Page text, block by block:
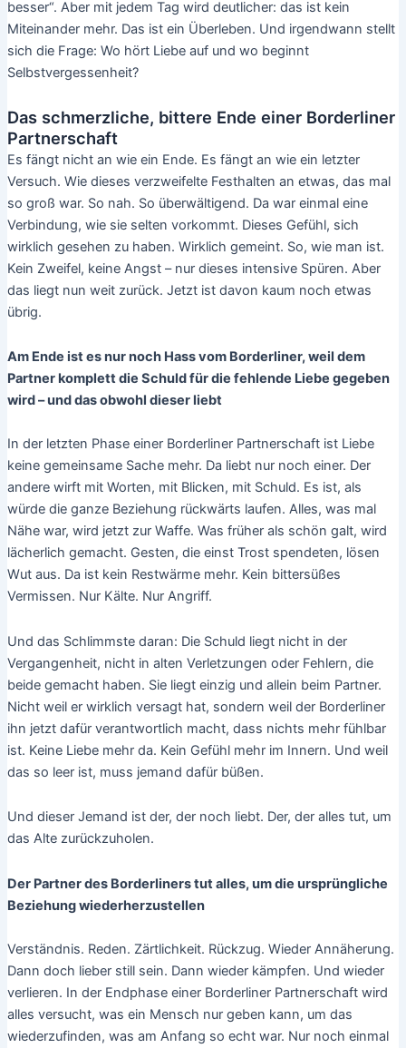
besser“. Aber mit jedem Tag wird deutlicher: das ist kein
Miteinander mehr. Das ist ein Überleben. Und irgendwann stellt
sich die Frage: Wo hört Liebe auf und wo beginnt
Selbstvergessenheit?
Das schmerzliche, bittere Ende einer Borderliner
Partnerschaft
Es fängt nicht an wie ein Ende. Es fängt an wie ein letzter
Versuch. Wie dieses verzweifelte Festhalten an etwas, das mal
so groß war. So nah. So überwältigend. Da war einmal eine
Verbindung, wie sie selten vorkommt. Dieses Gefühl, sich
wirklich gesehen zu haben. Wirklich gemeint. So, wie man ist.
Kein Zweifel, keine Angst – nur dieses intensive Spüren. Aber
das liegt nun weit zurück. Jetzt ist davon kaum noch etwas
übrig.
Am Ende ist es nur noch Hass vom Borderliner, weil dem
Partner komplett die Schuld für die fehlende Liebe gegeben
wird – und das obwohl dieser liebt
In der letzten Phase einer Borderliner Partnerschaft ist Liebe
keine gemeinsame Sache mehr. Da liebt nur noch einer. Der
andere wirft mit Worten, mit Blicken, mit Schuld. Es ist, als
würde die ganze Beziehung rückwärts laufen. Alles, was mal
Nähe war, wird jetzt zur Waffe. Was früher als schön galt, wird
lächerlich gemacht. Gesten, die einst Trost spendeten, lösen
Wut aus. Da ist kein Restwärme mehr. Kein bittersüßes
Vermissen. Nur Kälte. Nur Angriff.
Und das Schlimmste daran: Die Schuld liegt nicht in der
Vergangenheit, nicht in alten Verletzungen oder Fehlern, die
beide gemacht haben. Sie liegt einzig und allein beim Partner.
Nicht weil er wirklich versagt hat, sondern weil der Borderliner
ihn jetzt dafür verantwortlich macht, dass nichts mehr fühlbar
ist. Keine Liebe mehr da. Kein Gefühl mehr im Innern. Und weil
das so leer ist, muss jemand dafür büßen.
Und dieser Jemand ist der, der noch liebt. Der, der alles tut, um
das Alte zurückzuholen.
Der Partner des Borderliners tut alles, um die ursprüngliche
Beziehung wiederherzustellen
Verständnis. Reden. Zärtlichkeit. Rückzug. Wieder Annäherung.
Dann doch lieber still sein. Dann wieder kämpfen. Und wieder
verlieren. In der Endphase einer Borderliner Partnerschaft wird
alles versucht, was ein Mensch nur geben kann, um das
wiederzufinden, was am Anfang so echt war. Nur noch einmal